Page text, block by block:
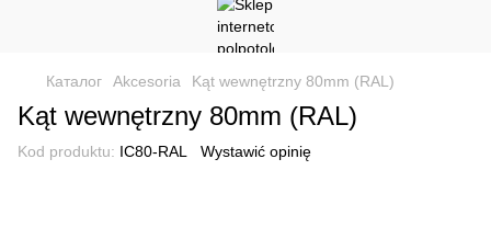
Каталог Akcesoria Kąt wewnętrzny 80mm (RAL)
Kąt wewnętrzny 80mm (RAL)
Kod produktu: IC80-RAL Wystawić opinię